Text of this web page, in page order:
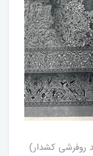
روفرشی کشدار)